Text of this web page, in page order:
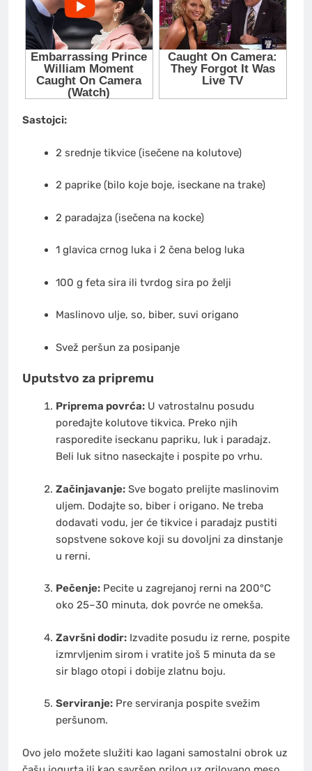
Sastojci:
2 srednje tikvice (isečene na kolutove)
2 paprike (bilo koje boje, iseckane na trake)
2 paradajza (isečena na kocke)
1 glavica crnog luka i 2 čena belog luka
100 g feta sira ili tvrdog sira po želji
Maslinovo ulje, so, biber, suvi origano
Svež peršun za posipanje
Uputstvo za pripremu
Priprema povrća:U vatrostalnu posudu
poređajte kolutove tikvica. Preko njih
rasporedite iseckanu papriku, luk i paradajz.
Beli luk sitno naseckajte i pospite po vrhu.
Začinjavanje:Sve bogato prelijte maslinovim
uljem. Dodajte so, biber i origano. Ne treba
dodavati vodu, jer će tikvice i paradajz pustiti
sopstvene sokove koji su dovoljni za dinstanje
u rerni.
Pečenje:Pecite u zagrejanoj rerni na 200°C
oko 25–30 minuta, dok povrće ne omekša.
Završni dodir:Izvadite posudu iz rerne, pospite
izmrvljenim sirom i vratite još 5 minuta da se
sir blago otopi i dobije zlatnu boju.
Serviranje:Pre serviranja pospite svežim
peršunom.
Ovo jelo možete služiti kao lagani samostalni obrok uz